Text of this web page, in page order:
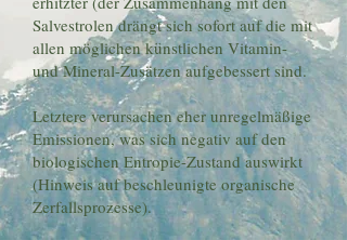
Salvestrolen drängt sich sofort auf die mit
allen möglichen künstlichen Vitamin-
und Mineral-Zusätzen aufgebessert sind.
Letztere verursachen eher unregelmäßige
Emissionen, was sich negativ auf den
biologischen Entropie-Zustand auswirkt
(Hinweis auf beschleunigte organische
Zerfallsprozesse).